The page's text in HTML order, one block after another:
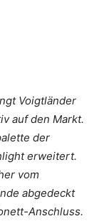
Voigtländer
auf den Markt.
der
erweitert.
vom
abgedeckt
Anschluss.